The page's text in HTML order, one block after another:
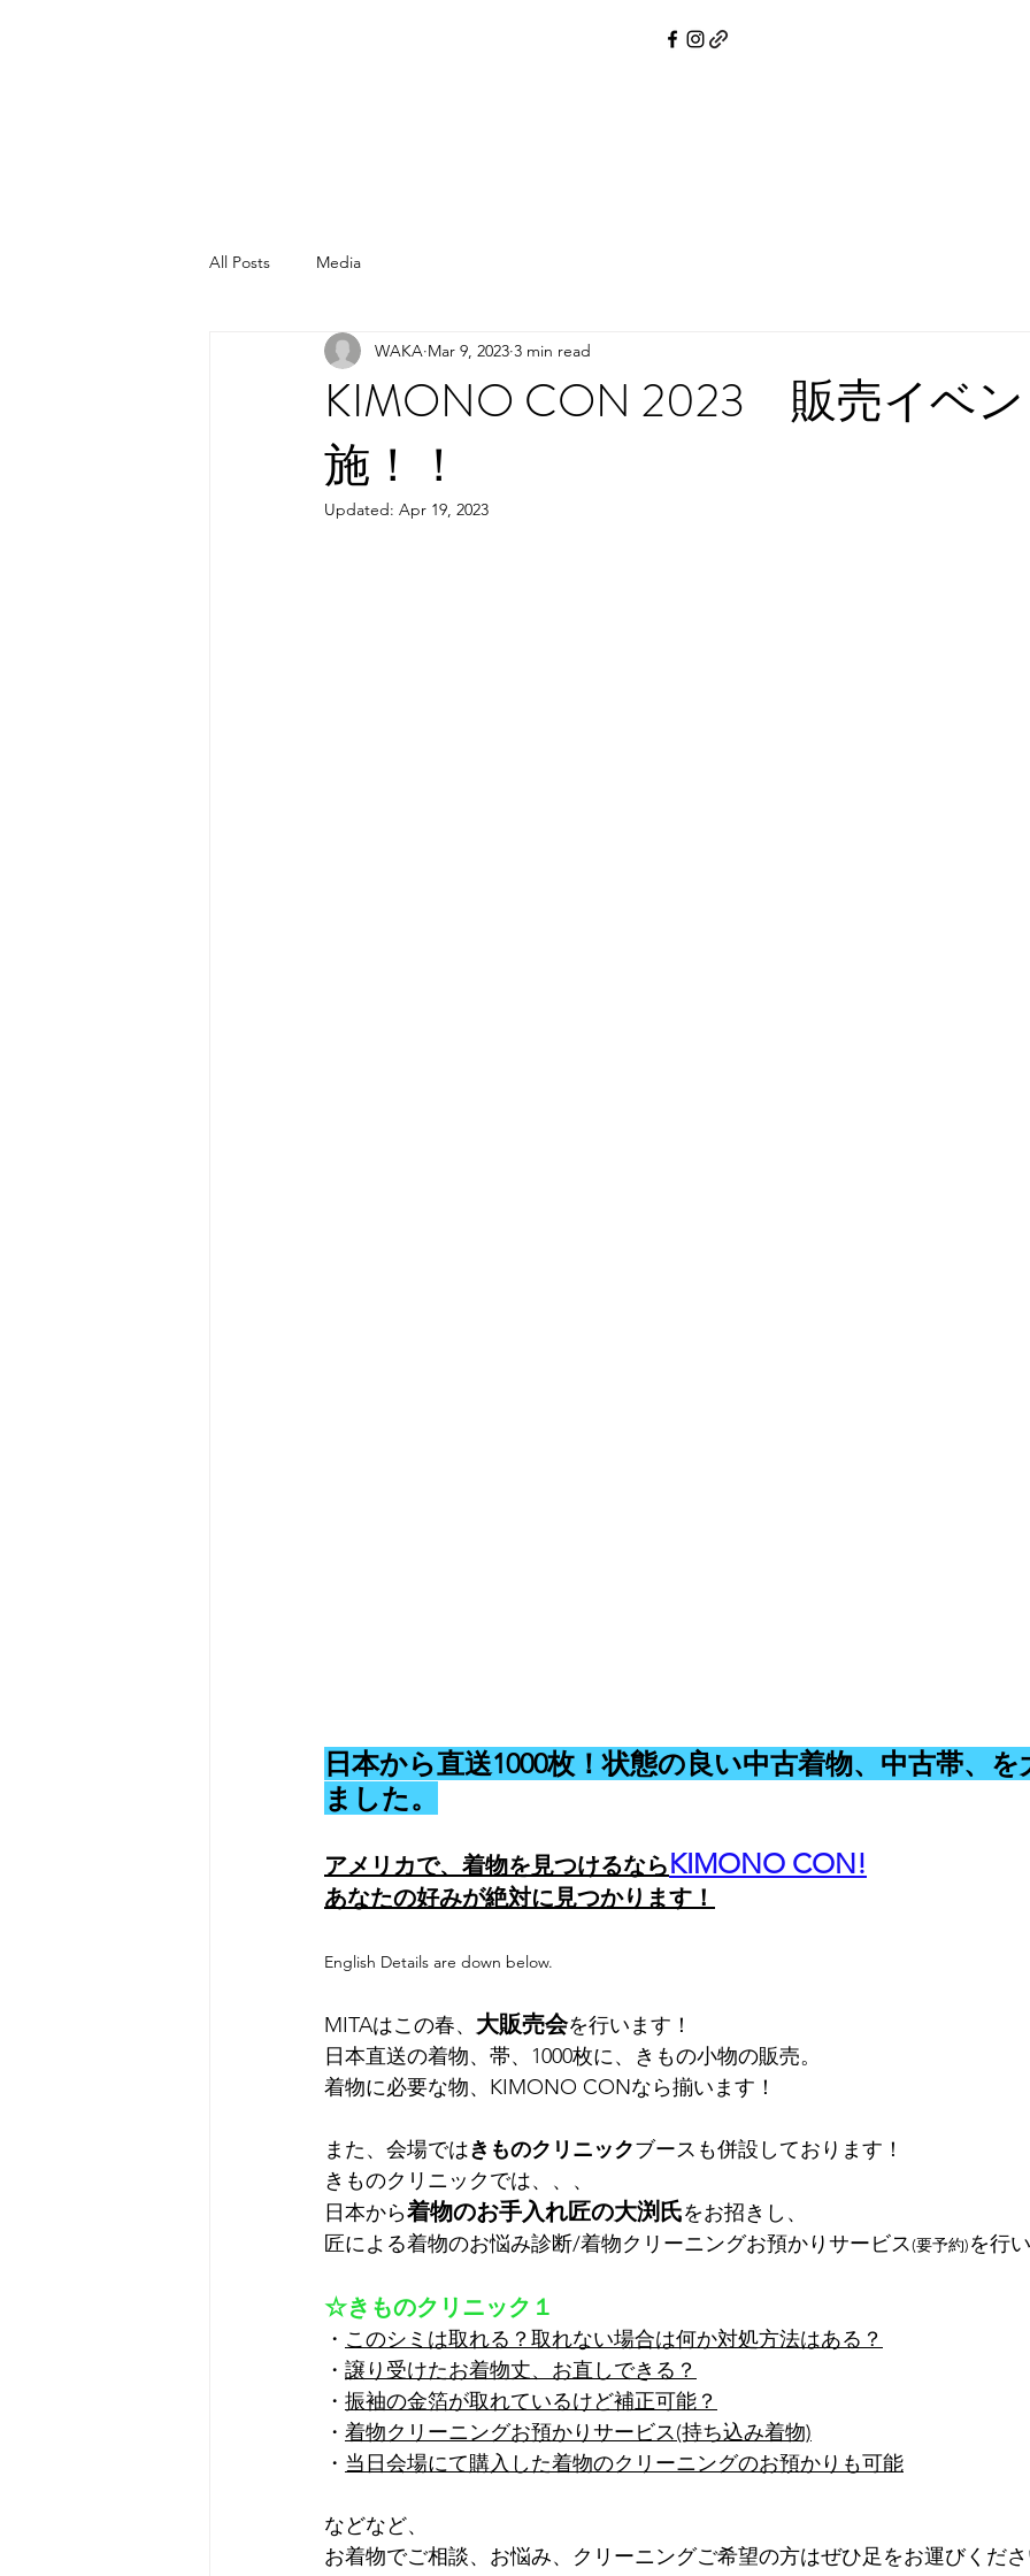
All Posts Media
KIMONO CON 2023 販売イベ
施！！
WAKA Mar 9, 2023 3 min read
Updated: Apr 19, 2023
日本から直送1000枚！状態の良い中古着物、中古帯、
ました。
アメリカで、着物を見つけるならKIMONO CON!
あなたの好みが絶対に見つかります！
English Details are down below.
MITAはこの春、 大販売会を行います！
日本直送の着物、帯、1000枚に、きもの小物の販売。
着物に必要な物、KIMONO CONなら揃います！
また、会場ではきものクリニックブースも併設しております！
きものクリニックでは、、、
日本から着物のお手入れ匠の大渕氏をお招きし、
匠による着物のお悩み診断/着物クリーニングお預かりサービス(要予約)を行
☆きものクリニック１
・ このシミは取れる？取れない場合は何か対処方法はある？
・ 譲り受けたお着物丈、お直しできる？
・ 振袖の金箔が取れているけど補正可能？
・ 着物クリーニングお預かりサービス(持ち込み着物)
・ 当日会場にて購入した着物のクリーニングのお預かりも可能
などなど、
お着物でご相談、お悩み、クリーニングご希望の方はぜひ足をお運びくだ